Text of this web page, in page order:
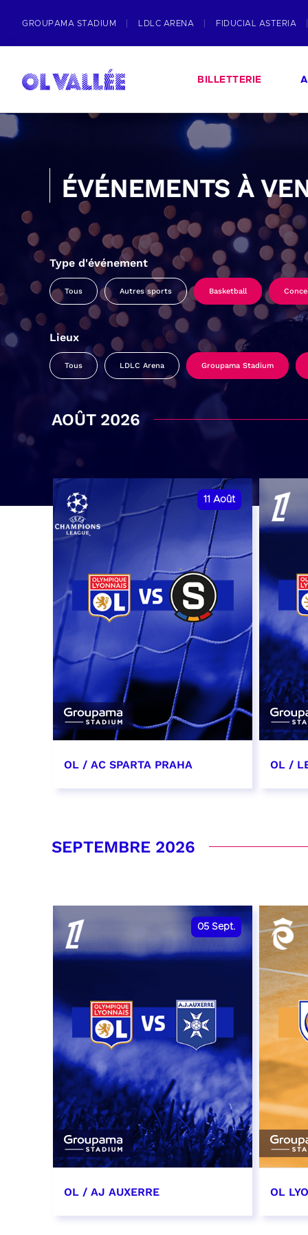
GROUPAMA STADIUM LDLC ARENA FIDUCIAL ASTERIA
BILLETTERIE
ÉVÉNEMENTS À
Type d'événement
Tous Autres sports Basketball
Lieux
Tous LDLC Arena Groupama Stadium
AOÛT 2026
11 Août
OL / AC SPARTA PRAHA OL /
SEPTEMBRE 2026
05 Sept.
OL / AJ AUXERRE OL